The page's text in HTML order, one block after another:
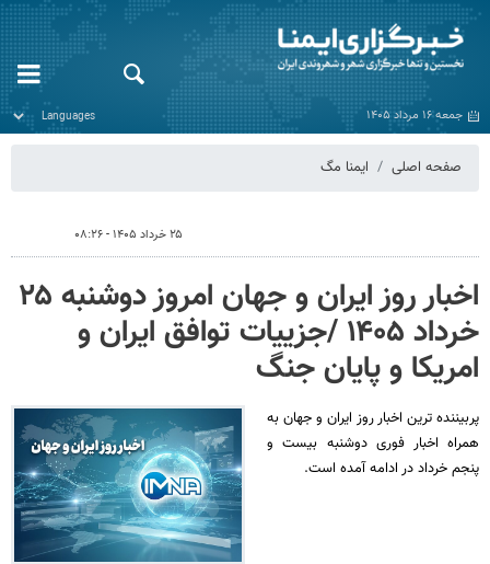
جمعه ۱۶ مرداد ۱۴۰۵
صفحه اصلی ایمنا مگ
۲۵ خرداد ۱۴۰۵ - ۰۸:۲۶
اخبار روز ایران و جهان امروز دوشنبه ۲۵
خرداد ۱۴۰۵ /جزییات توافق ایران و
امریکا و پایان جنگ
پربیننده ترین اخبار روز ایران و جهان به
همراه اخبار فوری دوشنبه بیست و
پنجم خرداد در ادامه آمده است.